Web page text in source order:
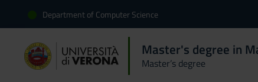
Department of Computer Science
Master's degree in
Master’s degree